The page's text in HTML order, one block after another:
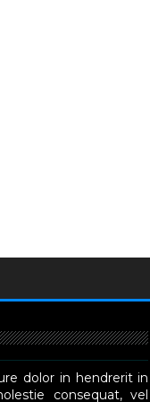
dolor in hendrerit in
consequat, vel